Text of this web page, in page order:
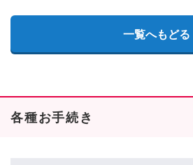
一覧へもどる
各種お手続き